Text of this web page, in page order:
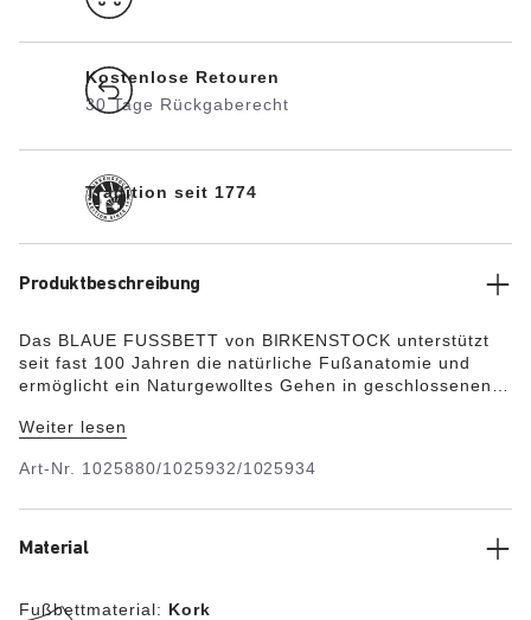
Kostenlose Retouren
30 Tage Rückgaberecht
Tradition seit 1774
Produktbeschreibung
Das BLAUE FUSSBETT von BIRKENSTOCK unterstützt
seit fast 100 Jahren die natürliche Fußanatomie und
ermöglicht ein Naturgewolltes Gehen in geschlossenen
des Barfußlaufens im Sand. Es ist einem gesunden
natürliche Umgebung für die Füße. Die
wird durch die hochgezogene Form gepolstert und
FUSSBETT in Form einer Halbsohle ideal für alle, die
Weiter lesen
Art-Nr. 1025880/1025932/1025934
Material
Fußbettmaterial: Kork